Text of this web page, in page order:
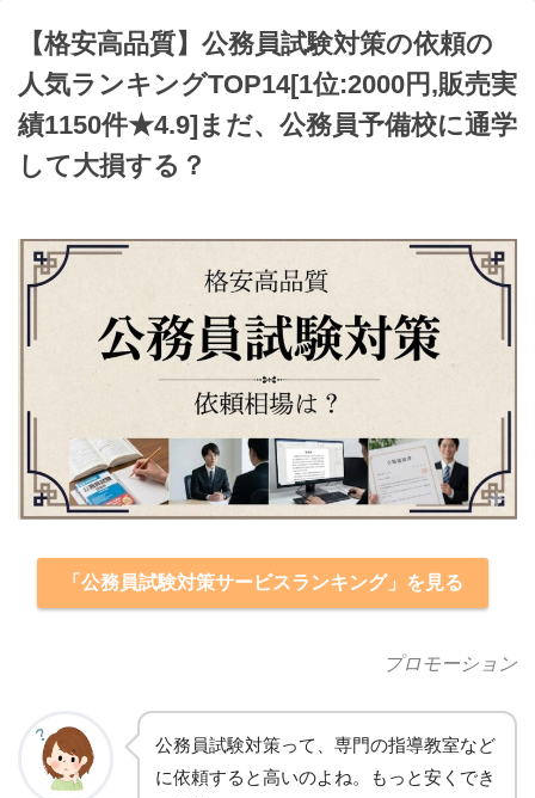
【格安高品質】公務員試験対策の依頼の
人気ランキングTOP14[1位:2000円,販売実
績1150件★4.9]まだ、公務員予備校に通学
して大損する？
「公務員試験対策サービスランキング」を見る
プロモーション
公務員試験対策って、専門の指導教室など
に依頼すると高いのよね。もっと安くでき